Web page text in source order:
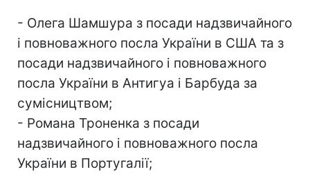
- Олега Шамшура з посади надзвичайного
і повноважного посла України в США та з
посади надзвичайного і повноважного
посла України в Антигуа і Барбуда за
сумісництвом;
- Романа Троненка з посади
надзвичайного і повноважного посла
України в Португалії;